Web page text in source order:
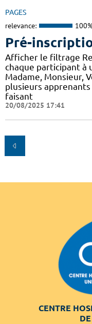
PAGES
relevance:
Pré-
Afficher le filtrage
chaque participant à
Madame, Monsieur,
plusieurs
faisant
20/08/2025 17:41
CENTRE